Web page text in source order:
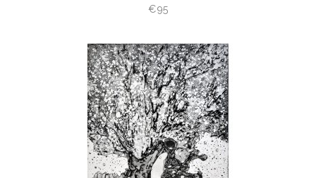
€95